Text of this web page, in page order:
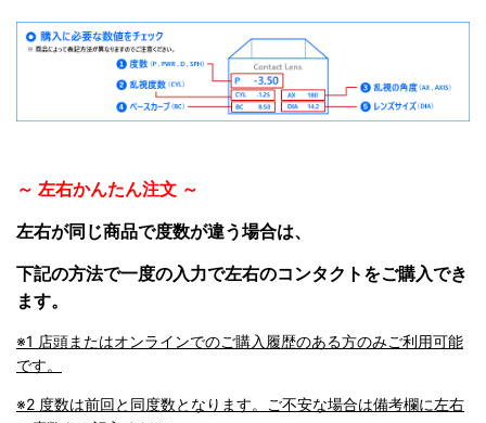
～ 左右かんたん注文 ～
左右が同じ商品で度数が違う場合は、
下記の方法で一度の入力で左右のコンタクトをご購入でき
ます。
※1 店頭またはオンラインでのご購入履歴のある方のみご利用可能
です。
※2 度数は前回と同度数となります。ご不安な場合は備考欄に左右